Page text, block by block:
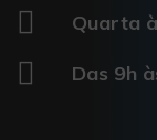
Quarta
Das 9h